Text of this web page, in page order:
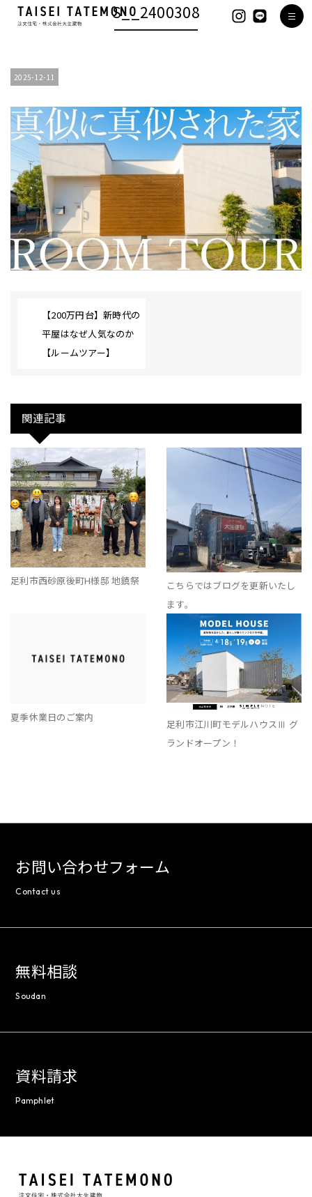
S__2400308
2025-12-11
【200万円台】新時代の
平屋はなぜ人気なのか
【ルームツアー】
関連記事
足利市西砂原後町H様邸 地鎮祭
こちらではブログを更新いたし
ます。
夏季休業日のご案内
足利市江川町モデルハウスⅢ グ
ランドオープン！
お問い合わせフォーム
Contact us
無料相談
Soudan
資料請求
Pamphlet